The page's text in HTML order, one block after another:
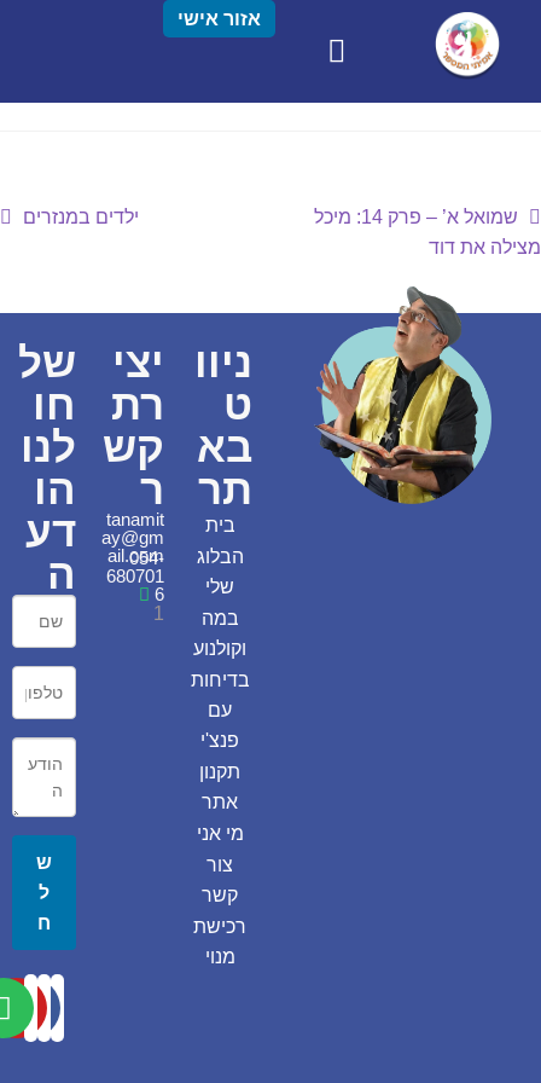
אזור אישי
שמואל א’ – פרק 14: מיכל
מצילה את דוד
ילדים במנזרים
ניוו
ט
בא
תר
בית
הבלוג
שלי
במה
וקולנוע
בדיחות
עם
פנצ'י
תקנון
אתר
מי אני
צור
קשר
רכישת
מנוי
יצי
רת
קש
ר
tanamit
ay@gm
ail.com
054-
680701
6
1
של
חו
לנו
הו
דע
ה
ש
ל
ח